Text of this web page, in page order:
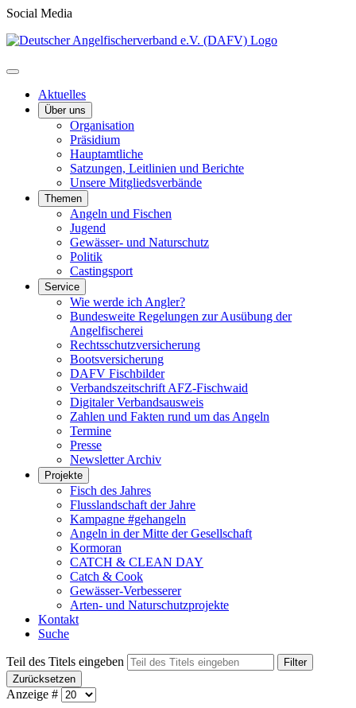
Social Media
Aktuelles
Über uns
Organisation
Präsidium
Hauptamtliche
Satzungen, Leitlinien und Berichte
Unsere Mitgliedsverbände
Themen
Angeln und Fischen
Jugend
Gewässer- und Naturschutz
Politik
Castingsport
Service
Wie werde ich Angler?
Bundesweite Regelungen zur Ausübung der
Angelfischerei
Rechtsschutzversicherung
Bootsversicherung
DAFV Fischbilder
Verbandszeitschrift AFZ-Fischwaid
Digitaler Verbandsausweis
Zahlen und Fakten rund um das Angeln
Termine
Presse
Newsletter Archiv
Projekte
Fisch des Jahres
Flusslandschaft der Jahre
Kampagne #gehangeln
Angeln in der Mitte der Gesellschaft
Kormoran
CATCH & CLEAN DAY
Catch & Cook
Gewässer-Verbesserer
Arten- und Naturschutzprojekte
Kontakt
Suche
Teil des Titels eingeben
Filter
Zurücksetzen
Anzeige #